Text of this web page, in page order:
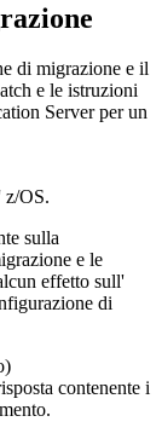
di migrazione e il
e le istruzioni
Serverper un
z/OS.
sulla
e le
effetto sull'
di
contenente i